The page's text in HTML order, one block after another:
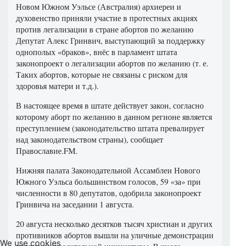
Новом Южном Уэльсе (Австралия) архиереи и
духовенство приняли участие в протестных акциях
против легализации в стране абортов по желанию
Депутат Алекс Гринвич, выступающий за поддержку
однополых «браков», внёс в парламент штата
законопроект о легализации абортов по желанию (т. е.
Таких абортов, которые не связаны с риском для
здоровья матери и т.д.).
В настоящее время в штате действует закон, согласно
которому аборт по желанию в данном регионе является
преступлением (законодательство штата превалирует
над законодательством страны), сообщает
Православие.FM.
Нижняя палата Законодательной Ассамблеи Нового
Южного Уэльса большинством голосов, 59 «за» при
численности в 80 депутатов, одобрила законопроект
Гринвича на заседании 1 августа.
20 августа несколько десятков тысяч христиан и других
противников абортов вышли на уличные демонстрации
We use cookies